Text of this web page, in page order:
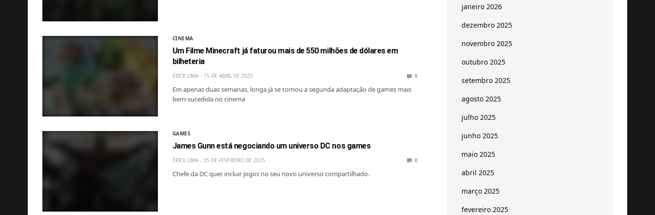
CINEMA
Um Filme Minecraft já faturou mais de 550 milhões de dólares em
bilheteria
ÉRICK LIMA 15 DE ABRIL DE 2025 0
Em apenas duas semanas, longa já se tornou a segunda adaptação de games mais
bem-sucedida no cinema
GAMES
James Gunn está negociando um universo DC nos games
ÉRICK LIMA 25 DE FEVEREIRO DE 2025 0
Chefe da DC quer incluir jogos no seu novo universo compartilhado.
janeiro 2026
dezembro 2025
novembro 2025
outubro 2025
setembro 2025
agosto 2025
julho 2025
junho 2025
maio 2025
abril 2025
março 2025
fevereiro 2025